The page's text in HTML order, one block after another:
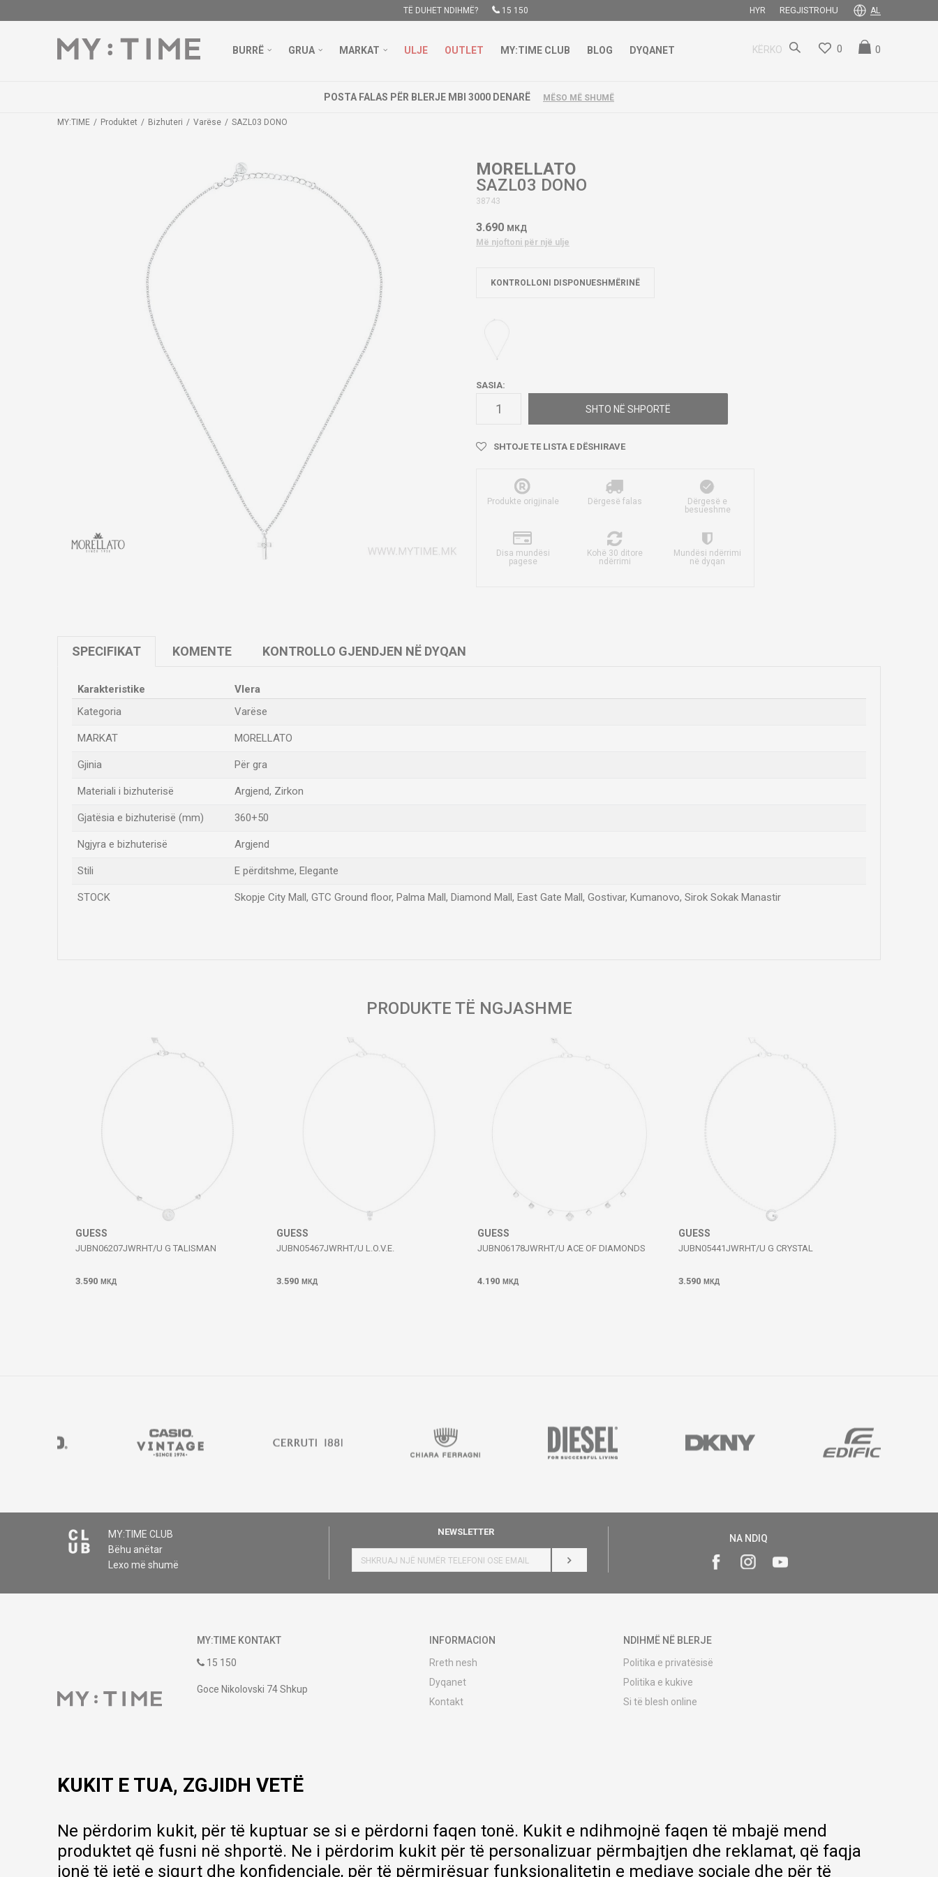
TË DUHET NDIHMË? 15 150 HYR REGJISTROHU AL
BURRË GRUA MARKAT ULJE OUTLET MY:TIME CLUB BLOG DYQANET KËRKO 0
0
POSTA FALAS PËR BLERJE MBI 3000 DENARË MËSO MË SHUMË
MY:TIME Produktet Bizhuteri Varëse SAZL03 DONO
MORELLATO
SAZL03 DONO
38743
3.690 МКД
Më njoftoni për një ulje
KONTROLLONI DISPONUESHMËRINË
SASIA:
SHTO NË SHPORTË
SHTOJE TE LISTA E DËSHIRAVE
Produkte origjinale Dërgesë falas
Dërgesë e
besueshme
Disa mundësi
pagese
Kohë 30 ditore
ndërrimi
Mundësi ndërrimi
në dyqan
SPECIFIKAT KOMENTE KONTROLLO GJENDJEN NË DYQAN
Karakteristike
Vlera
Kategoria
Varëse
MARKAT MORELLATO
Gjinia Për gra
Materiali i bizhuterisë Argjend, Zirkon
Gjatësia e bizhuterisë (mm) 360+50
Ngjyra e bizhuterisë Argjend
Stili E përditshme, Elegante
STOCK Skopje City Mall, GTC Ground floor, Palma Mall, Diamond Mall, East Gate Mall, Gostivar, Kumanovo, Sirok Sokak Manastir
PRODUKTE TË NGJASHME
GUESS
JUBN06207JWRHT/U G TALISMAN
3.590 МКД
GUESS
JUBN05467JWRHT/U L.O.V.E.
3.590 МКД
GUESS
JUBN06178JWRHT/U ACE OF DIAMONDS
4.190 МКД
GUESS
JUBN05441JWRHT/U G CRYSTAL
3.590 МКД
MY:TIME CLUB
Bëhu anëtar
Lexo më shumë
NEWSLETTER
HYR
NA NDIQ
MY:TIME KONTAKT
15 150
Goce Nikolovski 74 Shkup
INFORMACION
Rreth nesh
Dyqanet
Kontakt
Lista e çmimeve
NDIHMË NË BLERJE
Politika e privatësisë
Politika e kukive
Si të blesh online
KUKIT E TUA, ZGJIDH VETË
Ne përdorim kukit, për të kuptuar se si e përdorni faqen tonë. Kukit e ndihmojnë faqen të mbajë mend
produktet që fusni në shportë. Ne i përdorim kukit për të personalizuar përmbajtjen dhe reklamat, që faqja
jonë të jetë e sigurt dhe konfidenciale, për të përmirësuar funksionalitetin e mediave sociale dhe për të